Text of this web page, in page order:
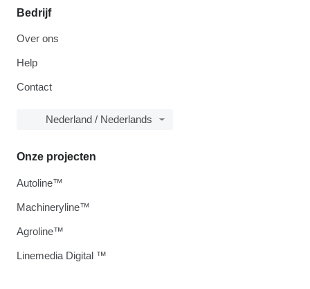
Bedrijf
Over ons
Help
Contact
Nederland / Nederlands
Onze projecten
Autoline™
Machineryline™
Agroline™
Linemedia Digital ™